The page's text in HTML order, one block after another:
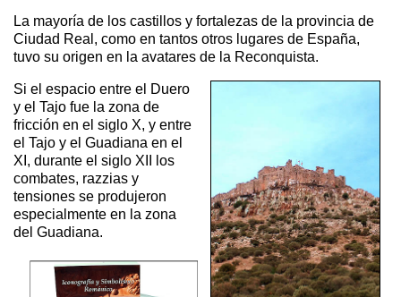
La mayoría de los castillos y fortalezas de la provincia de
Ciudad Real, como en tantos otros lugares de España,
tuvo su origen en la avatares de la Reconquista.
Si el espacio entre el Duero
y el Tajo fue la zona de
fricción en el siglo X, y entre
el Tajo y el Guadiana en el
XI, durante el siglo XII los
combates, razzias y
tensiones se produjeron
especialmente en la zona
del Guadiana.